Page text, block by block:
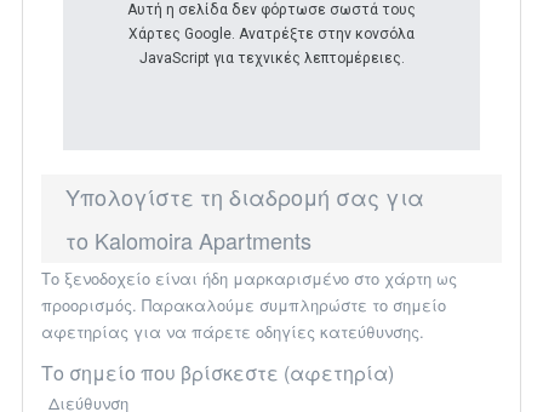
Αυτή η σελίδα δεν φόρτωσε σωστά τους
Χάρτες Google. Ανατρέξτε στην κονσόλα
JavaScript για τεχνικές λεπτομέρειες.
Υπολογίστε τη διαδρομή σας για
το Kalomoira Apartments
Το ξενοδοχείο είναι ήδη μαρκαρισμένο στο χάρτη ως
προορισμός. Παρακαλούμε συμπληρώστε το σημείο
αφετηρίας για να πάρετε οδηγίες κατεύθυνσης.
Το σημείο που βρίσκεστε (αφετηρία)
Διεύθυνση